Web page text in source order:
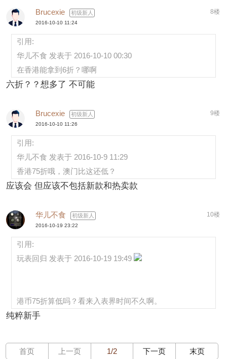
Brucexie 初级新人 8楼
2016-10-10 11:24
引用:
华儿不食 发表于 2016-10-10 00:30
在香港能拿到6折？哪啊
六折？？想多了 不可能
Brucexie 初级新人 9楼
2016-10-10 11:26
引用:
华儿不食 发表于 2016-10-9 11:29
香港75折哦，澳门比这还低？
应该会 但应该不包括新款和热卖款
华儿不食 初级新人 10楼
2016-10-19 23:22
引用:
玩表回归 发表于 2016-10-19 19:49
港币75折算低吗？看来入表界时间不久啊。
纯粹新手
首页 上一页 1/2 下一页 末页